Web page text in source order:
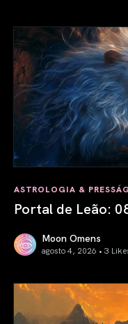
ASTROLOGIA &
Portal de Leão:
Moon Omens
agosto 4, 2026 • 3